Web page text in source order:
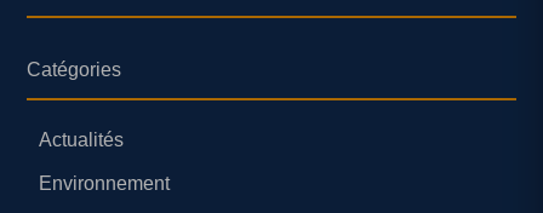
Catégories
Actualités
Environnement